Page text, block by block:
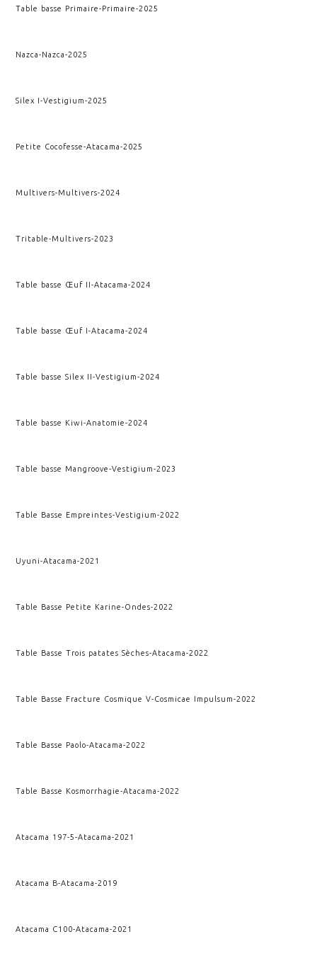
Table basse Primaire-Primaire-2025
Nazca-Nazca-2025
Silex I-Vestigium-2025
Petite Cocofesse-Atacama-2025
Multivers-Multivers-2024
Tritable-Multivers-2023
Table basse Œuf II-Atacama-2024
Table basse Œuf I-Atacama-2024
Table basse Silex II-Vestigium-2024
Table basse Kiwi-Anatomie-2024
Table basse Mangroove-Vestigium-2023
Table Basse Empreintes-Vestigium-2022
Uyuni-Atacama-2021
Table Basse Petite Karine-Ondes-2022
Table Basse Trois patates Sèches-Atacama-2022
Table Basse Fracture Cosmique V-Cosmicae Impulsum-2022
Table Basse Paolo-Atacama-2022
Table Basse Kosmorrhagie-Atacama-2022
Atacama 197-5-Atacama-2021
Atacama B-Atacama-2019
Atacama C100-Atacama-2021